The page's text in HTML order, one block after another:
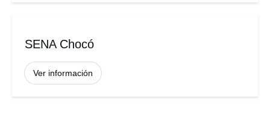
SENA Chocó
Ver información